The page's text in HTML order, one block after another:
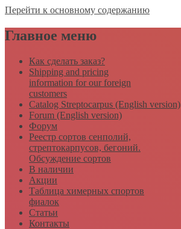
Перейти к основному содержанию
Главное меню
Как сделать заказ?
Shipping and pricing
information for our foreign
customers
Catalog Streptocarpus (English version)
Forum (English version)
Форум
Реестр сортов сенполий,
стрептокарпусов, бегоний.
Обсуждение сортов
В наличии
Акции
Таблица химерных спортов
фиалок
Статьи
Контакты